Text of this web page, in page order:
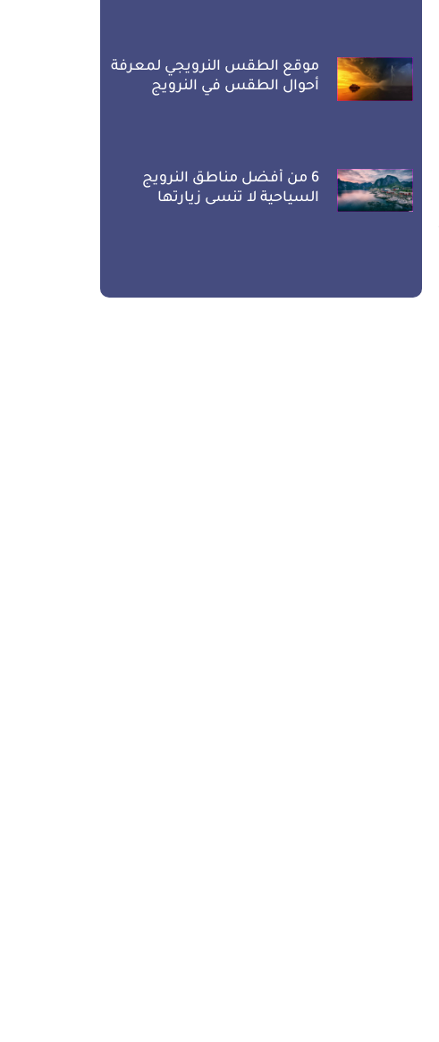
موقع الطقس النرويجي لمعرفة
أحوال الطقس في النرويج
6 من أفضل مناطق النرويج
السياحية لا تنسى زيارتها